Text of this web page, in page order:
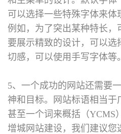
可以选择一些特殊字体来体
例如，为了突出某种特长，
要展示精致的设计，可以选
切感，可以使用手写字体等。
5、一个成功的网站还需要
神和目标。网站标语相当
甚至一个词来概括（YCMS
增城网站建设，我们建议您